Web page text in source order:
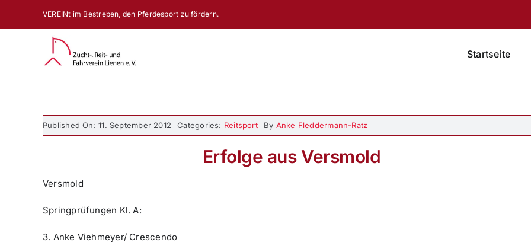
VEREINt im Bestreben, den Pferdesport zu fördern.
Startseite
Published On: 11. September 2012 Categories: Reitsport By Anke Fleddermann-Ratz
Erfolge aus Versmold
Versmold
Springprüfungen Kl. A:
3. Anke Viehmeyer/ Crescendo